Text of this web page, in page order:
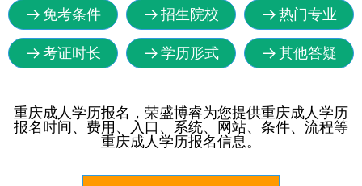
重庆成人学历报名，荣盛博睿为您提供重庆成人学历
报名时间、费用、入口、系统、网站、条件、流程等
重庆成人学历报名信息。
뀠 招生院校
뀠 免考条件 뀠 热门专业
뀠 考证时长 뀠 学历形式 뀠 其他答疑